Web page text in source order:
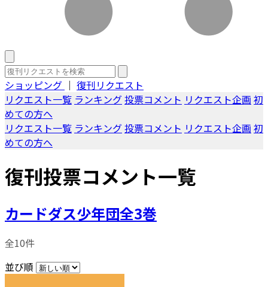
ショッピング ｜ 復刊リクエスト
リクエスト一覧 ランキング投票コメント リクエスト企画 初
めての方へ
リクエスト一覧 ランキング投票コメント リクエスト企画 初
めての方へ
復刊投票コメント一覧
カードダス少年団全3巻
全10件
並び順